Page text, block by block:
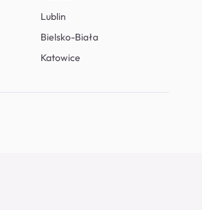
Lublin
Bielsko-Biała
Katowice